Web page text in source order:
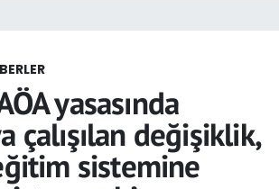
yasasında
çalışılan değişiklik,
sistemine
Haberleri